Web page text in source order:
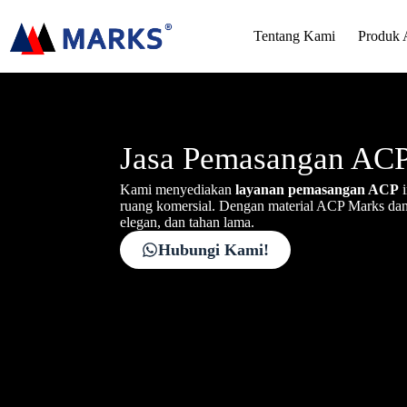
Tentang Kami Produk
Jasa Pemasangan
Kami menyediakan layanan pemasangan ACP
ruang komersial. Dengan material ACP Marks
elegan, dan tahan lama.
Hubungi Kami!